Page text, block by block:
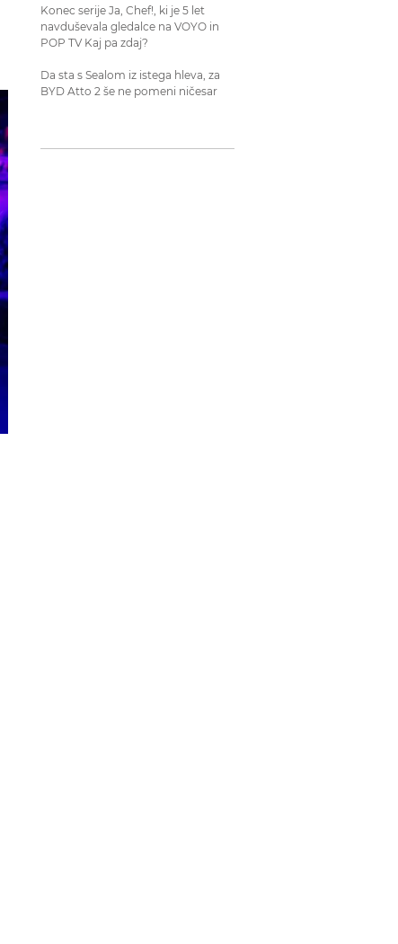
Konec serije Ja, Chef!, ki je 5 let
navduševala gledalce na VOYO in
POP TV Kaj pa zdaj?
Da sta s Sealom iz istega hleva, za
BYD Atto 2 še ne pomeni ničesar